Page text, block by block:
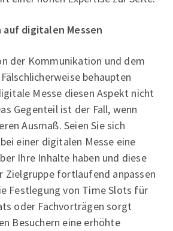
auf digitalen Messen
der Kommunikation und dem
behaupten
Messe diesen Aspekt nicht
Gegenteil ist der Fall, wenn
Ausmaß. Seien Sie sich
einer digitalen Messe eine
Ihre Inhalte haben und diese
Zielgruppe fortlaufend anpassen
Festlegung von Time Slots für
oder Fachvorträgen sorgt
Besuchern eine erhöhte